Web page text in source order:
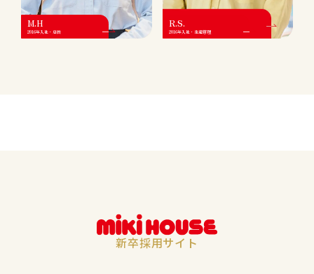
M.H
2016年入社・店長
R.S.
2016年入社・生産管理
新卒採用サイト